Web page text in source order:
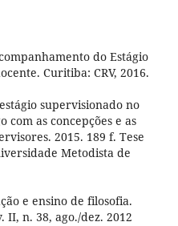
do Estágio
Curitiba: CRV, 2016.
estágio supervisionado no
com as concepções e as
2015. 189 f. Tese
Metodista de
e ensino de filosofia.
II, n. 38, ago./dez. 2012